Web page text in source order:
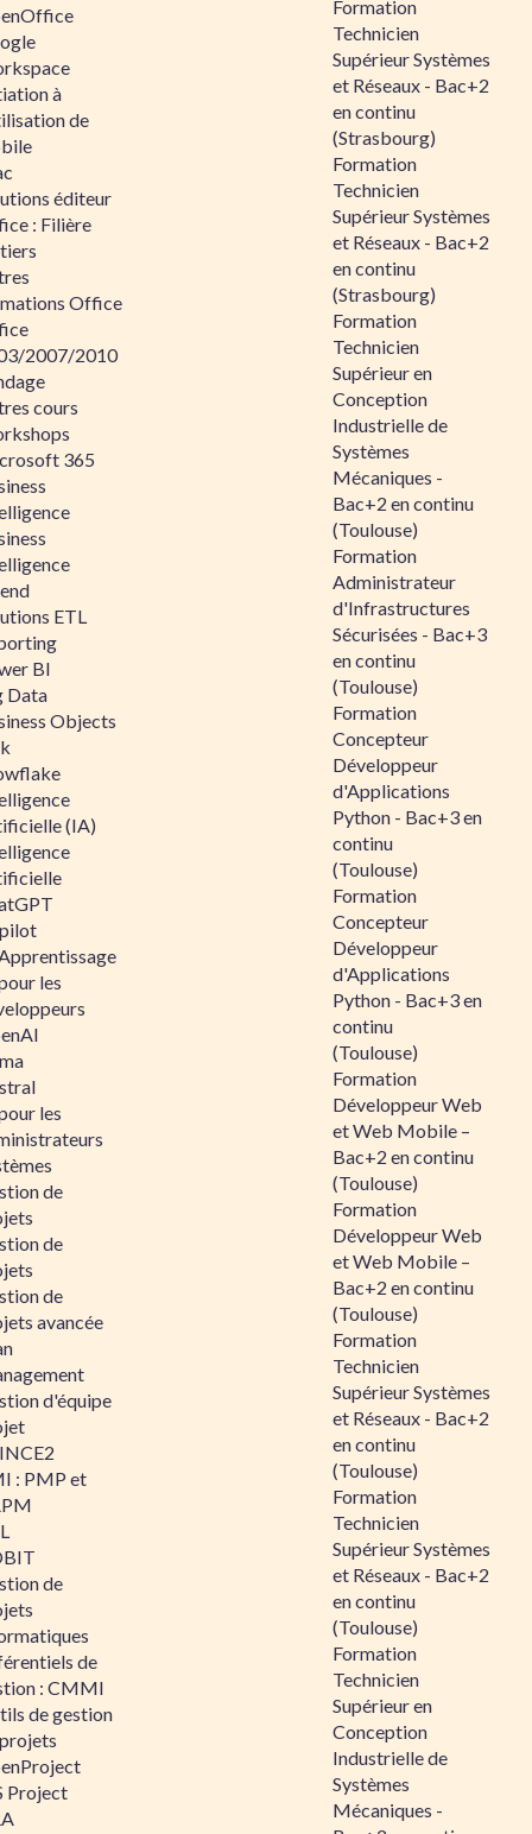
à
de
éditeur
: Filière
Office
2007/2010
cours
365
ETL
BI
Data
Objects
(IA)
les
les
de
de
de
avancée
d'équipe
: PMP et
de
de
: CMMI
de gestion
Project
Formation
Technicien
Supérieur Systèmes
et Réseaux - Bac+2
en continu
(Strasbourg)
Formation
Technicien
Supérieur Systèmes
et Réseaux - Bac+2
en continu
(Strasbourg)
Formation
Technicien
Supérieur en
Conception
Industrielle de
Systèmes
Mécaniques -
Bac+2 en continu
(Toulouse)
Formation
Administrateur
d'Infrastructures
Sécurisées - Bac+3
en continu
(Toulouse)
Formation
Concepteur
Développeur
d'Applications
Python - Bac+3 en
continu
(Toulouse)
Formation
Concepteur
Développeur
d'Applications
Python - Bac+3 en
continu
(Toulouse)
Formation
Développeur Web
et Web Mobile –
Bac+2 en continu
(Toulouse)
Formation
Développeur Web
et Web Mobile –
Bac+2 en continu
(Toulouse)
Formation
Technicien
Supérieur Systèmes
et Réseaux - Bac+2
en continu
(Toulouse)
Formation
Technicien
Supérieur Systèmes
et Réseaux - Bac+2
en continu
(Toulouse)
Formation
Technicien
Supérieur en
Conception
Industrielle de
Systèmes
Mécaniques -